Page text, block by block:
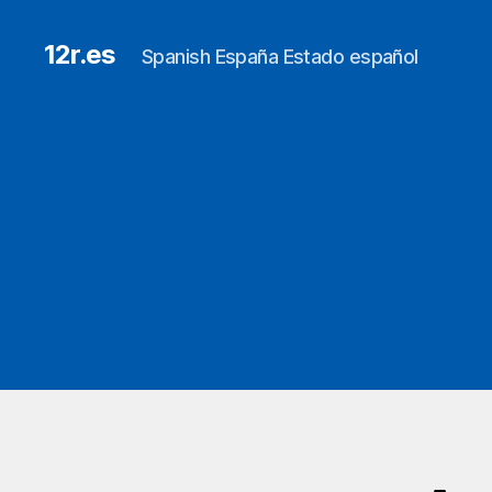
12r.es Spanish España Estado español